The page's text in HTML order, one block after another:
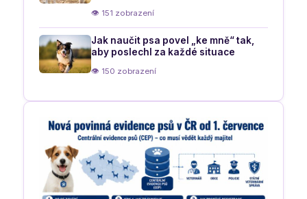
👁 151 zobrazení
Jak naučit psa povel „ke mně“ tak,
aby poslechl za každé situace
👁 150 zobrazení